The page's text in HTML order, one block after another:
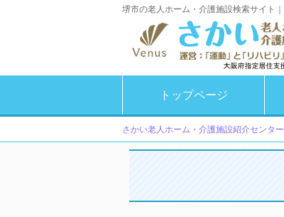
堺市の老人ホーム・介護施設検索サイト
トップページ
さかい老人ホーム・介護施設紹介センター